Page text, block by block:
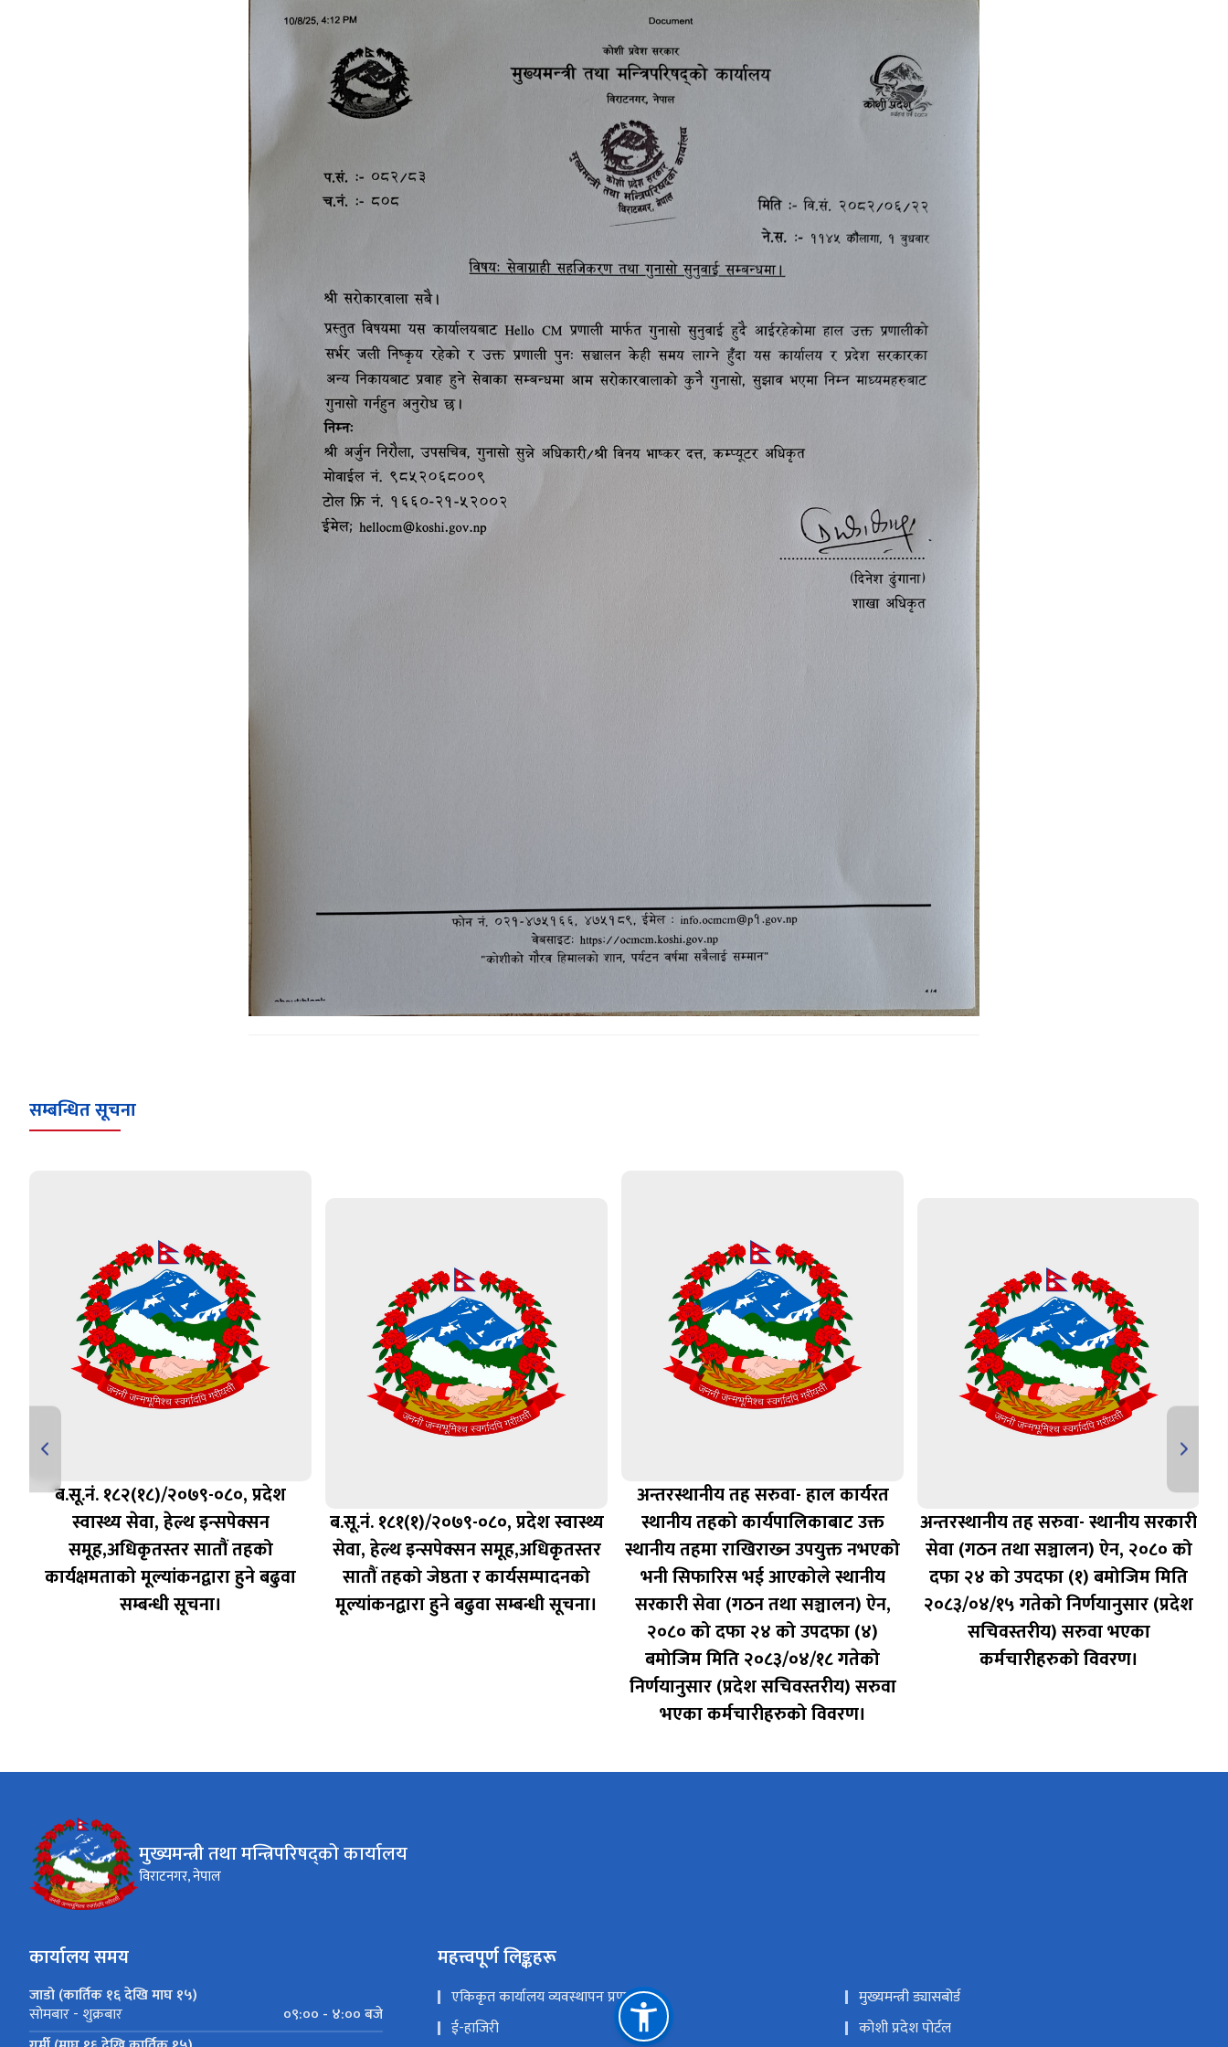
सम्बन्धित सूचना
ब.सू.नं. १८२(१८)/२०७९-०८०, प्रदेश
स्वास्थ्य सेवा, हेल्थ इन्सपेक्सन
समूह,अधिकृतस्तर सातौं तहको
कार्यक्षमताको मूल्यांकनद्वारा हुने बढुवा
सम्बन्धी सूचना।
ब.सू.नं. १८१(१)/२०७९-०८०, प्रदेश स्वास्थ्य
सेवा, हेल्थ इन्सपेक्सन समूह,अधिकृतस्तर
सातौं तहको जेष्ठता र कार्यसम्पादनको
मूल्यांकनद्वारा हुने बढुवा सम्बन्धी सूचना।
अन्तरस्थानीय तह सरुवा- हाल कार्यरत
स्थानीय तहको कार्यपालिकाबाट उक्त
स्थानीय तहमा राखिराख्‍न उपयुक्त नभएको
भनी सिफारिस भई आएकोले स्थानीय
सरकारी सेवा (गठन तथा सञ्चालन) ऐन,
२०८० को दफा २४ को उपदफा (४)
बमोजिम मिति २०८३/०४/१८ गतेको
निर्णयानुसार (प्रदेश सचिवस्तरीय) सरुवा
भएका कर्मचारीहरुको विवरण।
अन्तरस्थानीय तह सरुवा- स्थानीय सरकारी
सेवा (गठन तथा सञ्चालन) ऐन, २०८० को
दफा २४ को उपदफा (१) बमोजिम मिति
२०८३/०४/१५ गतेको निर्णयानुसार (प्रदेश
सचिवस्तरीय) सरुवा भएका
कर्मचारीहरुको विवरण।
मुख्यमन्त्री तथा मन्त्रिपरिषद्को कार्यालय
विराटनगर, नेपाल
कार्यालय समय
जाडो (कार्तिक १६ देखि माघ १५)
सोमबार - शुक्रबार
०९:०० - ४:०० बजे
महत्त्वपूर्ण लिङ्कहरू
एकिकृत कार्यालय व्यवस्थापन प्रणाली
मुख्यमन्त्री ड्यासबोर्ड
ई-हाजिरी
कोशी प्रदेश पोर्टल